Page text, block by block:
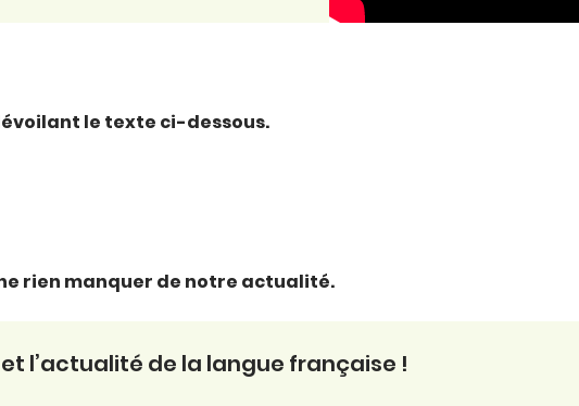
le texte ci-dessous.
rien manquer de notre actualité.
l’actualité de la langue française !